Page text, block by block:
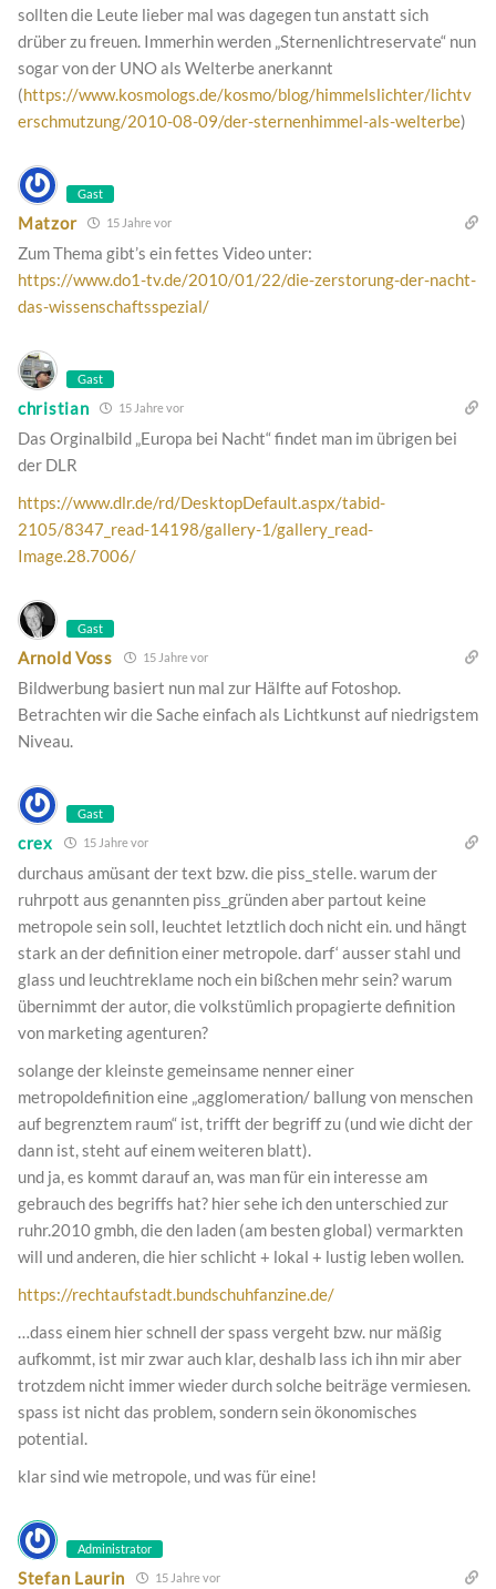
sollten die Leute lieber mal was dagegen tun anstatt sich
drüber zu freuen. Immerhin werden „Sternenlichtreservate“ nun
sogar von der UNO als Welterbe anerkannt
(https://www.kosmologs.de/kosmo/blog/himmelslichter/lichtv
erschmutzung/2010-08-09/der-sternenhimmel-als-welterbe)
Gast
Matzor 15 Jahre vor
Zum Thema gibt’s ein fettes Video unter:
https://www.do1-tv.de/2010/01/22/die-zerstorung-der-nacht-
das-wissenschaftsspezial/
Gast
christian 15 Jahre vor
Das Orginalbild „Europa bei Nacht“ findet man im übrigen bei
der DLR
https://www.dlr.de/rd/DesktopDefault.aspx/tabid-
2105/8347_read-14198/gallery-1/gallery_read-
Image.28.7006/
Gast
Arnold Voss 15 Jahre vor
Bildwerbung basiert nun mal zur Hälfte auf Fotoshop.
Betrachten wir die Sache einfach als Lichtkunst auf niedrigstem
Niveau.
Gast
crex 15 Jahre vor
durchaus amüsant der text bzw. die piss_stelle. warum der
ruhrpott aus genannten piss_gründen aber partout keine
metropole sein soll, leuchtet letztlich doch nicht ein. und hängt
stark an der definition einer metropole. darf‘ ausser stahl und
glass und leuchtreklame noch ein bißchen mehr sein? warum
übernimmt der autor, die volkstümlich propagierte definition
von marketing agenturen?
solange der kleinste gemeinsame nenner einer
metropoldefinition eine „agglomeration/ ballung von menschen
auf begrenztem raum“ ist, trifft der begriff zu (und wie dicht der
dann ist, steht auf einem weiteren blatt).
und ja, es kommt darauf an, was man für ein interesse am
gebrauch des begriffs hat? hier sehe ich den unterschied zur
ruhr.2010 gmbh, die den laden (am besten global) vermarkten
will und anderen, die hier schlicht + lokal + lustig leben wollen.
https://rechtaufstadt.bundschuhfanzine.de/
…dass einem hier schnell der spass vergeht bzw. nur mäßig
aufkommt, ist mir zwar auch klar, deshalb lass ich ihn mir aber
trotzdem nicht immer wieder durch solche beiträge vermiesen.
spass ist nicht das problem, sondern sein ökonomisches
potential.
klar sind wie metropole, und was für eine!
Administrator
Stefan Laurin 15 Jahre vor